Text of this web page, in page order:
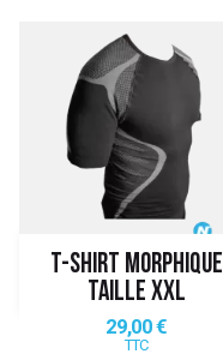
T-SHIRT MORPHIQUE
TAILLE XXL
Prix
29,00 €
TTC